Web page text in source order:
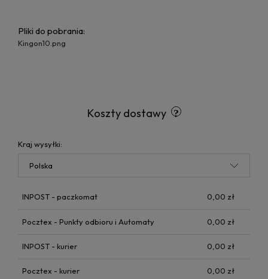
Pliki do pobrania:
Kingon10.png
Koszty dostawy
Kraj wysyłki:
INPOST - paczkomat 0,00 zł
Pocztex - Punkty odbioru i Automaty 0,00 zł
INPOST - kurier 0,00 zł
Pocztex - kurier 0,00 zł